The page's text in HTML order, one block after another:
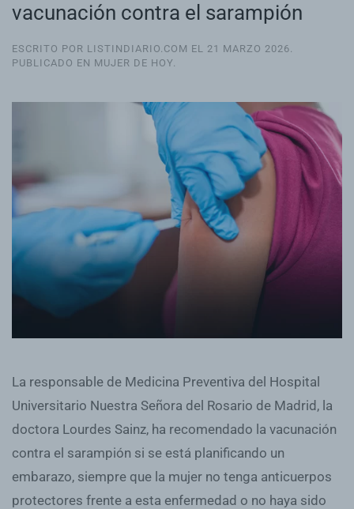
vacunación contra el sarampión
ESCRITO POR LISTINDIARIO.COM EL 21 MARZO 2026.
PUBLICADO EN MUJER DE HOY.
La responsable de Medicina Preventiva del Hospital
Universitario Nuestra Señora del Rosario de Madrid, la
doctora Lourdes Sainz, ha recomendado la vacunación
contra el sarampión si se está planificando un
embarazo, siempre que la mujer no tenga anticuerpos
protectores frente a esta enfermedad o no haya sido